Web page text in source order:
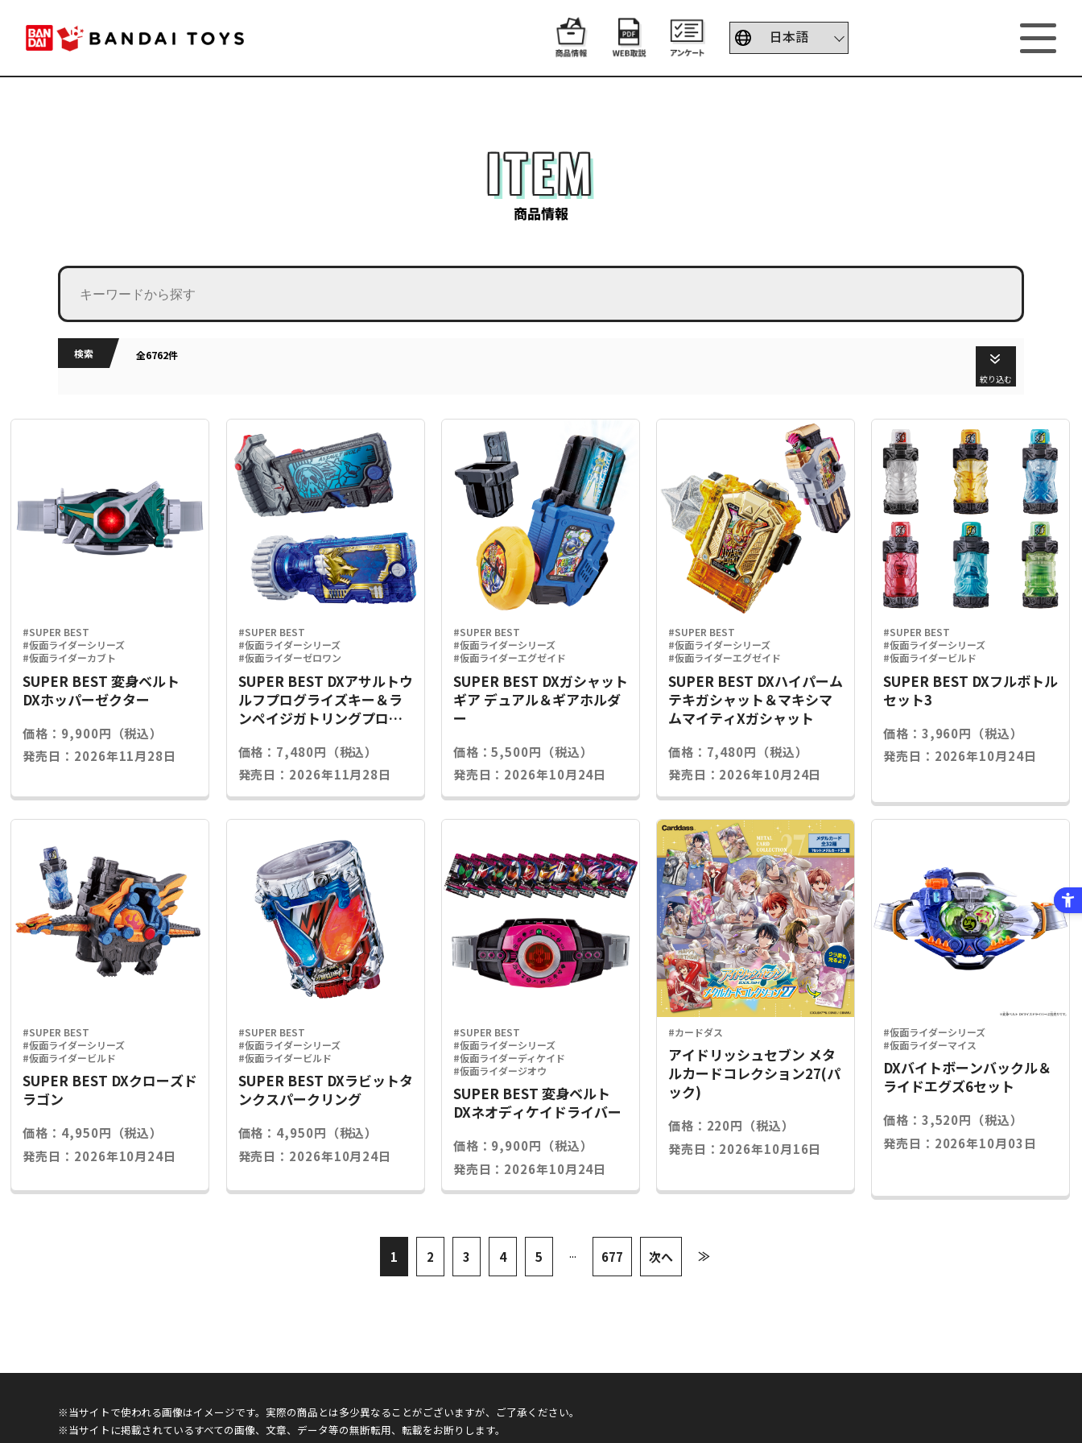
ITEM
商品情報
検索 全6762件
絞り込む
#SUPER BEST
#仮面ライダーシリーズ
#仮面ライダーカブト
SUPER BEST 変身ベルト
DXホッパーゼクター
価格：9,900円（税込）
発売日：2026年11月28日
#SUPER BEST
#仮面ライダーシリーズ
#仮面ライダーゼロワン
SUPER BEST DXアサルトウ
ルフプログライズキー＆ラ
ンペイジガトリングプログ
価格：7,480円（税込）
発売日：2026年11月28日
#SUPER BEST
#仮面ライダーシリーズ
#仮面ライダーエグゼイド
SUPER BEST DXガシャット
ギア デュアル＆ギアホルダ
ー
価格：5,500円（税込）
発売日：2026年10月24日
#SUPER BEST
#仮面ライダーシリーズ
#仮面ライダーエグゼイド
SUPER BEST DXハイパーム
テキガシャット＆マキシマ
ムマイティXガシャット
価格：7,480円（税込）
発売日：2026年10月24日
#SUPER BEST
#仮面ライダーシリーズ
#仮面ライダービルド
SUPER BEST DXフルボトル
セット3
価格：3,960円（税込）
発売日：2026年10月24日
#SUPER BEST
#仮面ライダーシリーズ
#仮面ライダービルド
SUPER BEST DXクローズド
ラゴン
価格：4,950円（税込）
発売日：2026年10月24日
#SUPER BEST
#仮面ライダーシリーズ
#仮面ライダービルド
SUPER BEST DXラビットタ
ンクスパークリング
価格：4,950円（税込）
発売日：2026年10月24日
#SUPER BEST
#仮面ライダーシリーズ
#仮面ライダーディケイド
#仮面ライダージオウ
SUPER BEST 変身ベルト
DXネオディケイドライバー
価格：9,900円（税込）
発売日：2026年10月24日
#カードダス
アイドリッシュセブン メタ
ルカードコレクション27(パ
ック)
価格：220円（税込）
発売日：2026年10月16日
#仮面ライダーシリーズ
#仮面ライダーマイス
DXバイトボーンバックル＆
ライドエグズ6セット
価格：3,520円（税込）
発売日：2026年10月03日
1 2 3 4 5 ... 677 次へ ≫
※当サイトで使われる画像はイメージです。実際の商品とは多少異なることがございますが、ご了承ください。
※当サイトに掲載されているすべての画像、文章、データ等の無断転用、転載をお断りします。